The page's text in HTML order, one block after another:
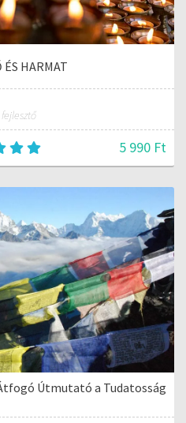
ÉS HARMAT
5 990 Ft
Útmutató a Tudatosság